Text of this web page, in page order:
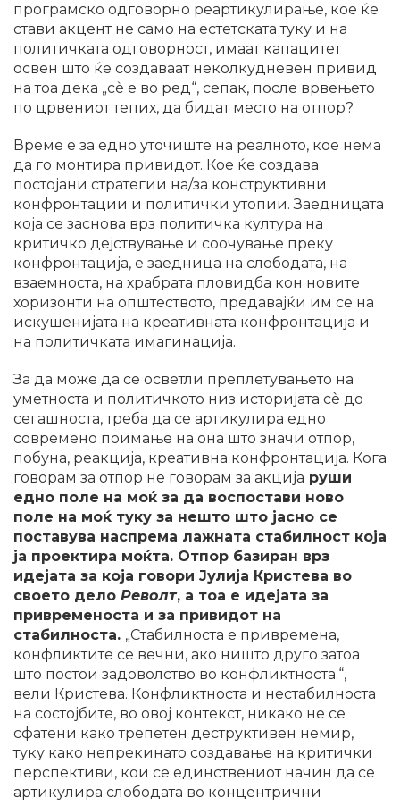
програмско одговорно реартикулирање, кое ќе
стави акцент не само на естетската туку и на
политичката одговорност, имаат капацитет
освен што ќе создаваат неколкудневен привид
на тоа дека „сѐ е во ред“, сепак, после врвењето
по црвениот тепих, да бидат место на отпор?
Време е за едно уточиште на реалното, кое нема
да го монтира привидот. Кое ќе создава
постојани стратегии на/за конструктивни
конфронтации и политички утопии. Заедницата
која се заснова врз политичка култура на
критичко дејствување и соочување преку
конфронтација, е заедница на слободата, на
взаемноста, на храбрата пловидба кон новите
хоризонти на општеството, предавајќи им се на
искушенијата на креативната конфронтација и
на политичката имагинација.
За да може да се осветли преплетувањето на
уметноста и политичкото низ историјата сè до
сегашноста, треба да се артикулира едно
современо поимање на она што значи отпор,
побуна, реакција, креативна конфронтација. Кога
говорам за отпор не говорам за акција руши
едно поле на моќ за да воспостави ново
поле на моќ туку за нешто што јасно се
поставува наспрема лажната стабилност која
ја проектира моќта. Отпор базиран врз
идејата за која говори Јулија Кристева во
своето дело Револт, а тоа е идејата за
привременоста и за привидот на
стабилноста. „Стабилноста е привремена,
конфликтите се вечни, ако ништо друго затоа
што постои задоволство во конфликтноста.“,
вели Кристева. Конфликтноста и нестабилноста
на состојбите, во овој контекст, никако не се
сфатени како трепетен деструктивен немир,
туку како непрекинато создавање на критички
перспективи, кои се единствениот начин да се
артикулира слободата во концентрични